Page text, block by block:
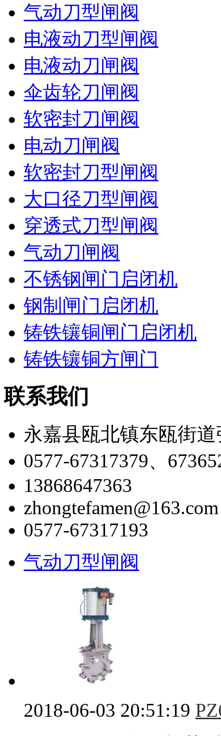
气动刀型闸阀
电液动刀型闸阀
电液动刀闸阀
伞齿轮刀闸阀
软密封刀闸阀
电动刀闸阀
软密封刀型闸阀
大口径刀型闸阀
穿透式刀型闸阀
气动刀闸阀
不锈钢闸门启闭机
钢制闸门启闭机
铸铁镶铜闸门启闭机
铸铁镶铜方闸门
联系我们
永嘉县瓯北镇东瓯街
0577-67317379、
13868647363
zhongtefamen@163.com
0577-67317193
气动刀型闸阀
2018-06-03 20:51:19